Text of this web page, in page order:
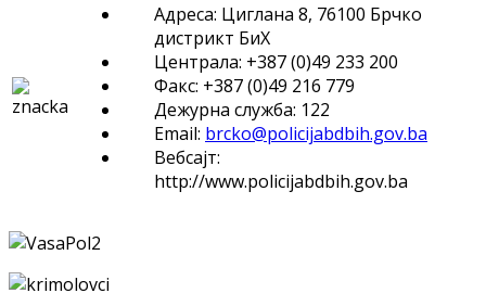
Адреса: Циглана 8, 76100 Брчко
дистрикт БиХ
Централа: +387 (0)49 233 200
Факс: +387 (0)49 216 779
Дежурна служба: 122
Email: brcko@policijabdbih.gov.ba
Вебсајт:
http://www.policijabdbih.gov.ba